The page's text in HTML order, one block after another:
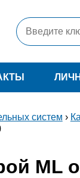
систем ›
ML